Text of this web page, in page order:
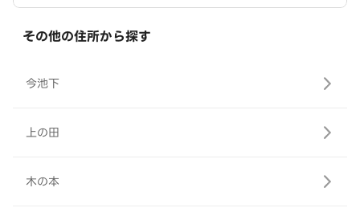
その他の住所から探す
今池下
上の田
木の本